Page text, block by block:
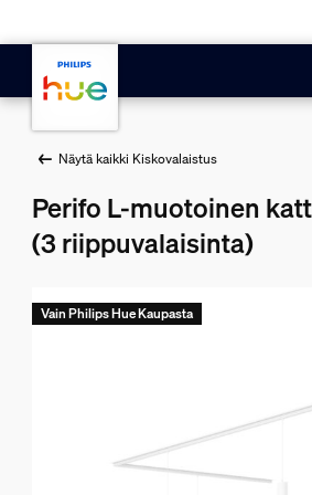
Näytä kaikki Kiskovalaistus
Perifo L-muotoinen
(3 riippuvalaisinta)
Vain Philips Hue Kaupasta